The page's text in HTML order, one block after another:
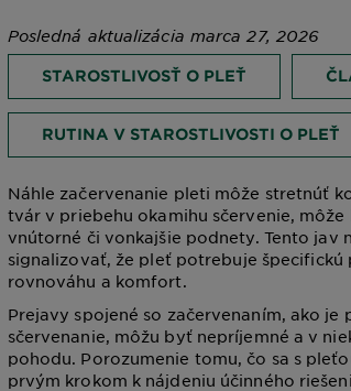
Posledná aktualizácia marca 27, 2026
STAROSTLIVOSŤ O PLEŤ
RUTINA V STAROSTLIVOSTI O PLEŤ
Náhle začervenanie pleti môže stretnúť
tvár v priebehu okamihu sčervenie,
vnútorné či vonkajšie podnety. Tento jav
signalizovať, že pleť potrebuje
rovnováhu a komfort.
Prejavy spojené so začervenaním, ako
sčervenanie, môžu byť nepríjemné a v
pohodu. Porozumenie tomu, čo sa s
prvým krokom k nájdeniu účinného